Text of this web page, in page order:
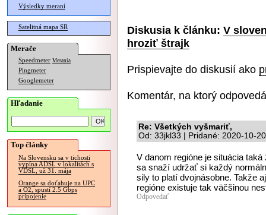
Výsledky meraní
Satelitná mapa SR
Merače
Speedmeter Merania
Pingmeter
Googlemeter
Hľadanie
Top články
Na Slovensku sa v tichosti
vypína ADSL v lokalitách s
VDSL, už 31. mája
Orange sa doťahuje na UPC
a O2, spustí 2.5 Gbps
pripojenie
Diskusia k článku: V
hroziť štrajk
Prispievajte do diskusií ako
Komentár, na ktorý
Re: Všetkých vyšmariť,
Od: 33jkl33 | Pridané: 2020-10-
V danom regióne je situácia
sa snaží udržať si každý
sily to platí dvojnásobne. Takže
regióne existuje tak väčšinou
Odpovedať